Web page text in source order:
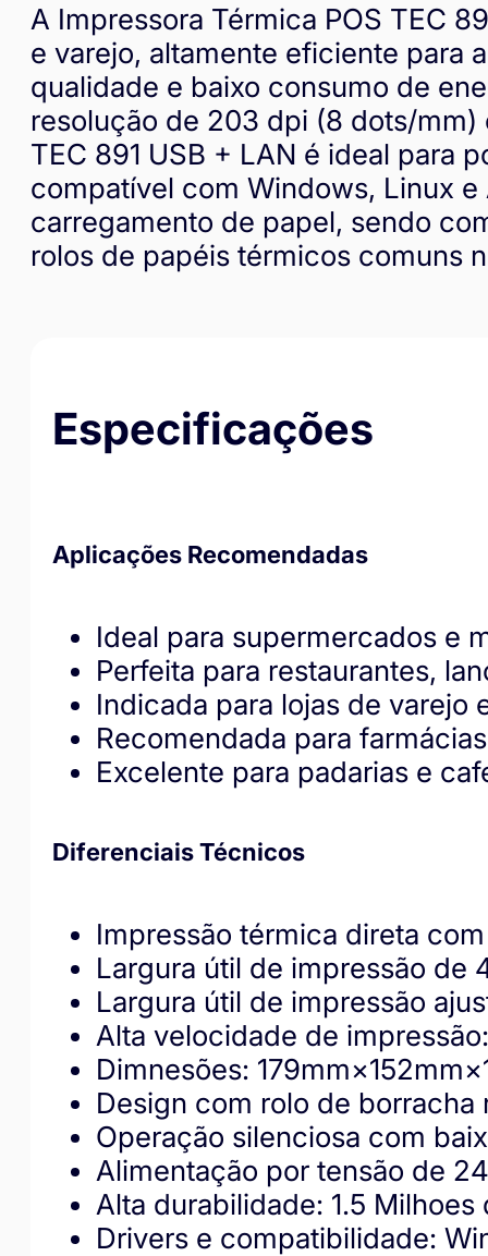
A Impressora Térmica POS TEC
e varejo, altamente eficiente para
qualidade e baixo consumo de
resolução de 203 dpi (8 dots/
TEC 891 USB + LAN é ideal para
compatível com Windows, Linux
carregamento de papel, sendo
rolos de papéis térmicos comuns
Especificações
Aplicações Recomendadas
Ideal para supermercados e
Perfeita para restaurantes,
Indicada para lojas de varejo
Recomendada para
Excelente para padarias e
Diferenciais Técnicos
Impressão térmica direta
Largura útil de impressão de
Largura útil de impressão
Alta velocidade de
Dimnesões:
Design com rolo de
Operação silenciosa com
Alimentação por tensão de
Alta durabilidade: 1.5 Milhoes
Drivers e compatibilidade: